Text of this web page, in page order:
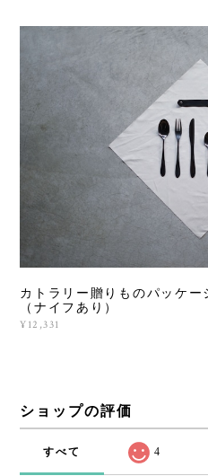
カトラリー贈りものパッケ
（ナイフあり）
¥12,331
ショップの評価
すべて 4